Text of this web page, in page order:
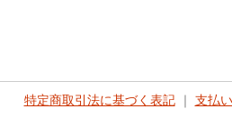
特定商取引法に基づく表記｜ 支払